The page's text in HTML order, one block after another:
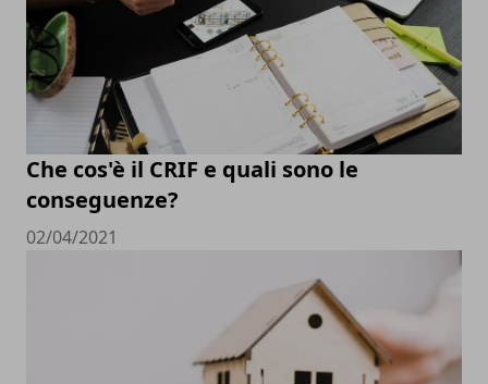
Che cos'è il CRIF e quali sono le
conseguenze?
02/04/2021